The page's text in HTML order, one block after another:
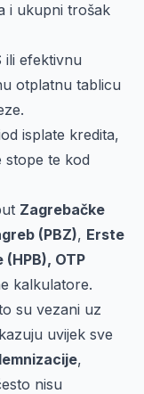
i ukupni trošak
ili efektivnu
otplatnu tablicu
isplate kredita,
stope te kod
Zagrebačke
(PBZ), Erste
OTP
kalkulatore.
su vezani uz
uvijek sve
,
nisu